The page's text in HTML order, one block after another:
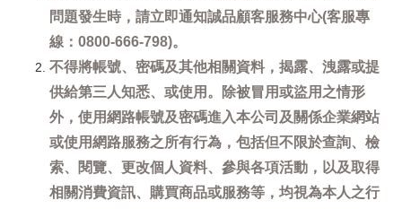
問題發生時，請立即通知誠品顧客服務中心(客服專
線：0800-666-798)。
不得將帳號、密碼及其他相關資料，揭露、洩露或提
供給第三人知悉、或使用。除被冒用或盜用之情形
外，使用網路帳號及密碼進入本公司及關係企業網站
或使用網路服務之所有行為，包括但不限於查詢、檢
索、閱覽、更改個人資料、參與各項活動，以及取得
相關消費資訊、購買商品或服務等，均視為本人之行